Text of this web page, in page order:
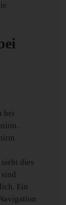
bei
dies
Ein